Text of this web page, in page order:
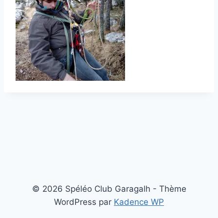
© 2026 Spéléo Club Garagalh - Thème
WordPress par Kadence WP